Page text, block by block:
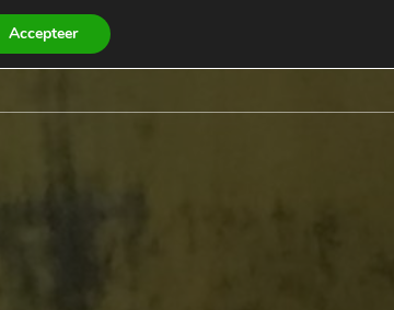
ONZE LEDEN
Accepteer